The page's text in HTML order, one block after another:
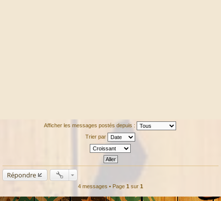
Afficher les messages postés depuis :
Trier par
Répondre
4 messages • Page 1 sur 1